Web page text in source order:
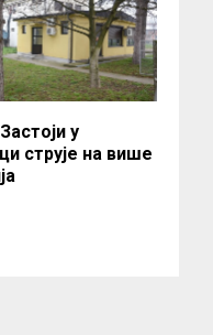
у
струје на више